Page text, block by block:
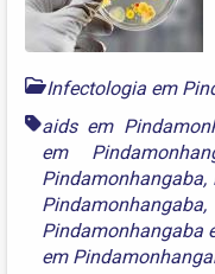
Infectologia em
aids em
em
Pindamonhangaba,
Pindamonhangaba
Pindamonhangaba
em